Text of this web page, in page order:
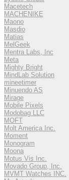
Macetech
MACHENIKE
Maono
Masdio
Matias
MelGeek
Mentra Labs, Inc
Meta
Mighty Bright
MindLab Solution
mineetimer
Minuendo AS
Mirage
Mobile Pixels
Modobag LLC
MOFT
Molt America Inc.
Moment
Monogram
Moona
Motus Vis Inc.
Movado Group, Inc.
MVMT Watches INC.